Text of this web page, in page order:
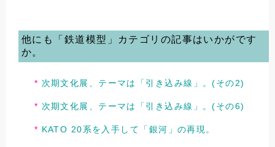
他にも「鉄道模型」カテゴリの記事はいかがです
か。
次期文化展、テーマは「引き込み線」。(その2)
次期文化展、テーマは「引き込み線」。(その6)
KATO 20系を入手して「銀河」の再現。